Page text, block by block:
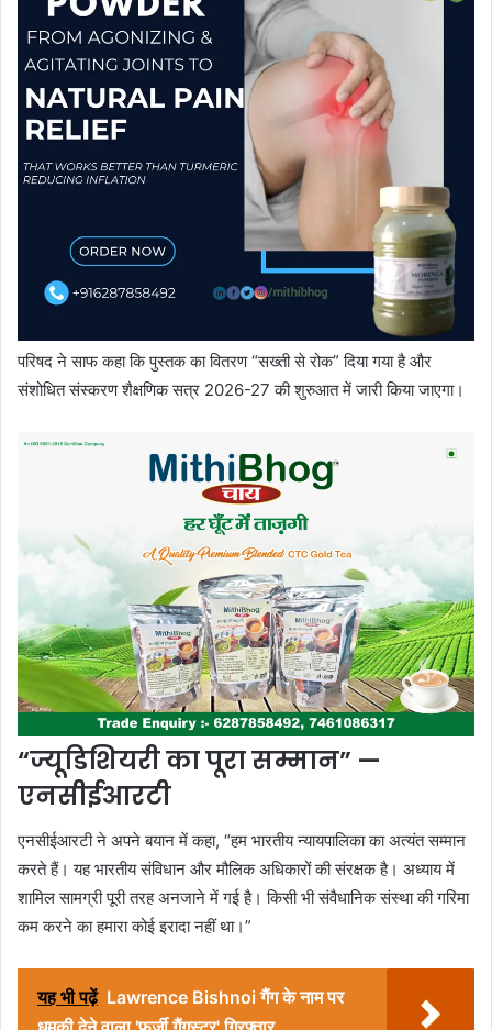
परिषद ने साफ कहा कि पुस्तक का वितरण “सख्ती से रोक” दिया गया है और
संशोधित संस्करण शैक्षणिक सत्र 2026-27 की शुरुआत में जारी किया जाएगा।
“ज्यूडिशियरी का पूरा सम्मान” —
एनसीईआरटी
एनसीईआरटी ने अपने बयान में कहा, “हम भारतीय न्यायपालिका का अत्यंत सम्मान
करते हैं। यह भारतीय संविधान और मौलिक अधिकारों की संरक्षक है। अध्याय में
शामिल सामग्री पूरी तरह अनजाने में गई है। किसी भी संवैधानिक संस्था की गरिमा
कम करने का हमारा कोई इरादा नहीं था।”
यह भी पढ़ें Lawrence Bishnoi गैंग के नाम पर